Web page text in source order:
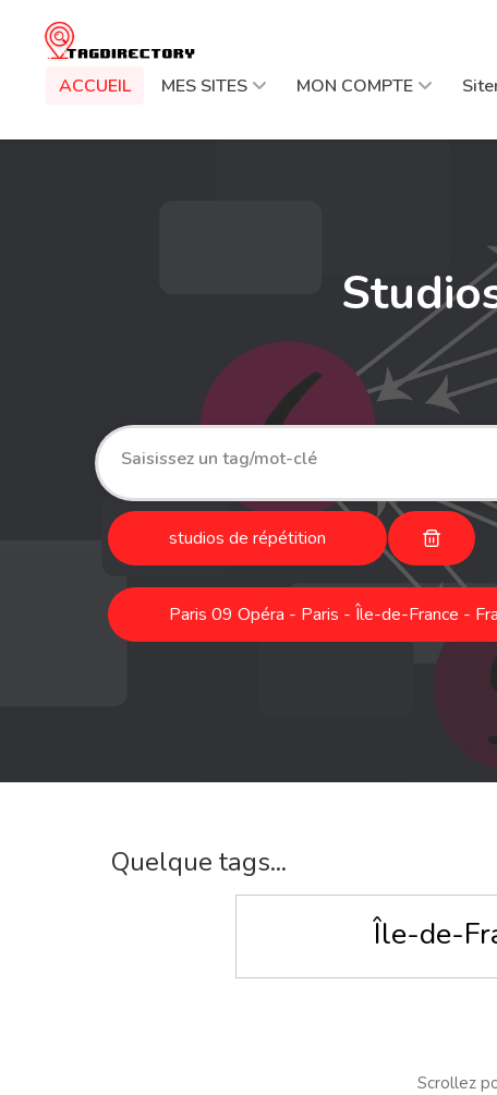
ACCUEIL MES SITES MON COMPTE
studios de répétition
Paris 09 Opéra - Paris - Île-de-France -
Quelque tags...
Île-de-
Scrollez